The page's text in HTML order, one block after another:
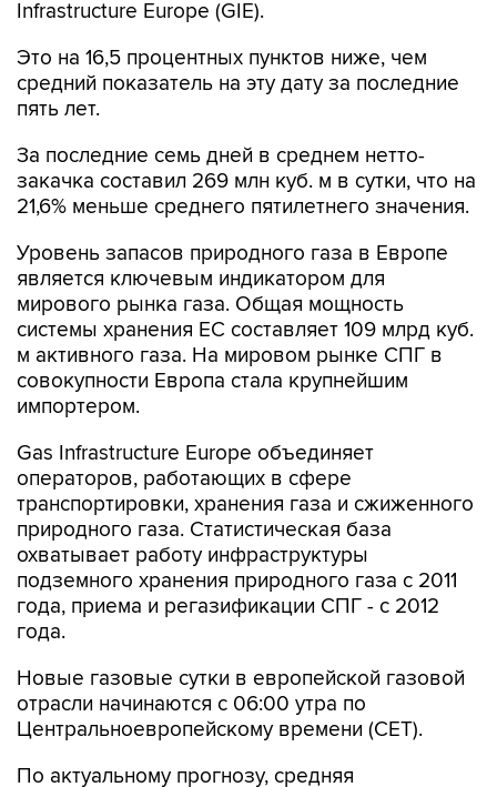
Infrastructure Europe (GIE).
Это на 16,5 процентных пунктов ниже, чем
средний показатель на эту дату за последние
пять лет.
За последние семь дней в среднем нетто-
закачка составил 269 млн куб. м в сутки, что на
21,6% меньше среднего пятилетнего значения.
Уровень запасов природного газа в Европе
является ключевым индикатором для
мирового рынка газа. Общая мощность
системы хранения ЕС составляет 109 млрд куб.
м активного газа. На мировом рынке СПГ в
совокупности Европа стала крупнейшим
импортером.
Gas Infrastructure Europe объединяет
операторов, работающих в сфере
транспортировки, хранения газа и сжиженного
природного газа. Статистическая база
охватывает работу инфраструктуры
подземного хранения природного газа с 2011
года, приема и регазификации СПГ - с 2012
года.
Новые газовые сутки в европейской газовой
отрасли начинаются c 06:00 утра по
Центральноевропейскому времени (CET).
По актуальному прогнозу, средняя